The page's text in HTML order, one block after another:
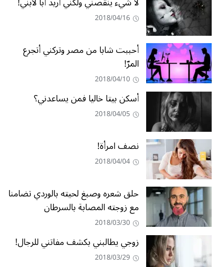
2018/04/16
أحببت شابا من مصر وتركني أتجرع
المرّ!
2018/04/10
أسكن بيتا خاليا فمن يساعدني؟
2018/04/05
نصف امرأة!
2018/04/04
حلق شعره وصبغ لحيته بالوردي تضامنا
مع زوجته المصابة بالسرطان
2018/03/30
زوجي يطالبني بكشف مفاتني للرجال!
2018/03/29